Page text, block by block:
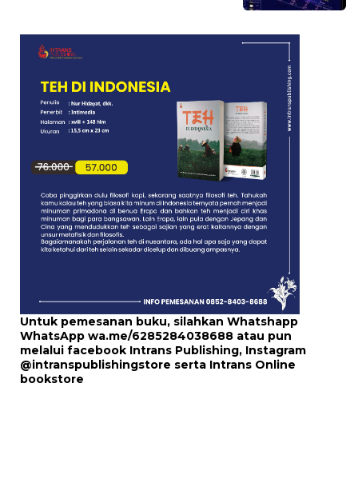
Untuk pemesanan buku, silahkan Whatshapp
WhatsApp wa.me/6285284038688 atau pun
melalui facebook Intrans Publishing, Instagram
@intranspublishingstore serta Intrans Online
bookstore